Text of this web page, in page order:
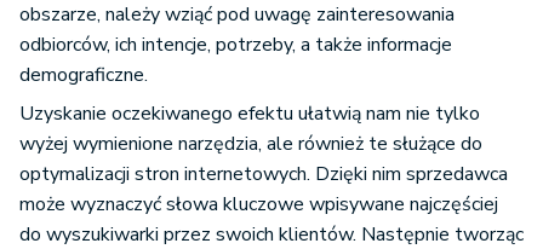
obszarze, należy wziąć pod uwagę zainteresowania
odbiorców, ich intencje, potrzeby, a także informacje
demograficzne.
Uzyskanie oczekiwanego efektu ułatwią nam nie tylko
wyżej wymienione narzędzia, ale również te służące do
optymalizacji stron internetowych. Dzięki nim sprzedawca
może wyznaczyć słowa kluczowe wpisywane najczęściej
do wyszukiwarki przez swoich klientów. Następnie tworząc